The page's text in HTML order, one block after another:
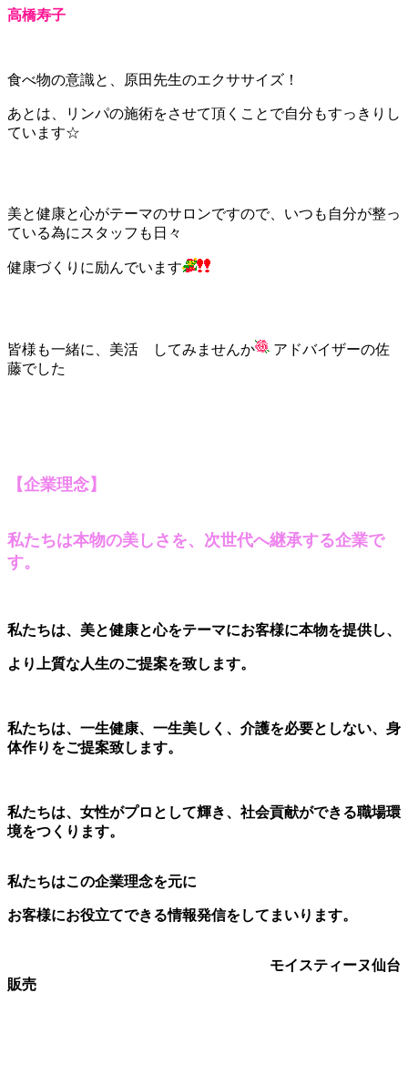
高橋寿子
食べ物の意識と、原田先生のエクササイズ！
あとは、リンパの施術をさせて頂くことで自分もすっきりし
ています☆
美と健康と心がテーマのサロンですので、いつも自分が整っ
ている為にスタッフも日々
健康づくりに励んでいます
皆様も一緒に、美活 してみませんか
アドバイザーの佐
藤でした
【企業理念】
私たちは本物の美しさを、次世代へ継承する企業で
す。
私たちは、美と健康と心をテーマにお客様に本物を提供し、
より上質な人生のご提案を致します。
私たちは、一生健康、一生美しく、介護を必要としない、身
体作りをご提案致します。
私たちは、女性がプロとして輝き、社会貢献ができる職場環
境をつくります。
私たちはこの企業理念を元に
お客様にお役立てできる情報発信をしてまいります。
モイスティーヌ仙台
販売